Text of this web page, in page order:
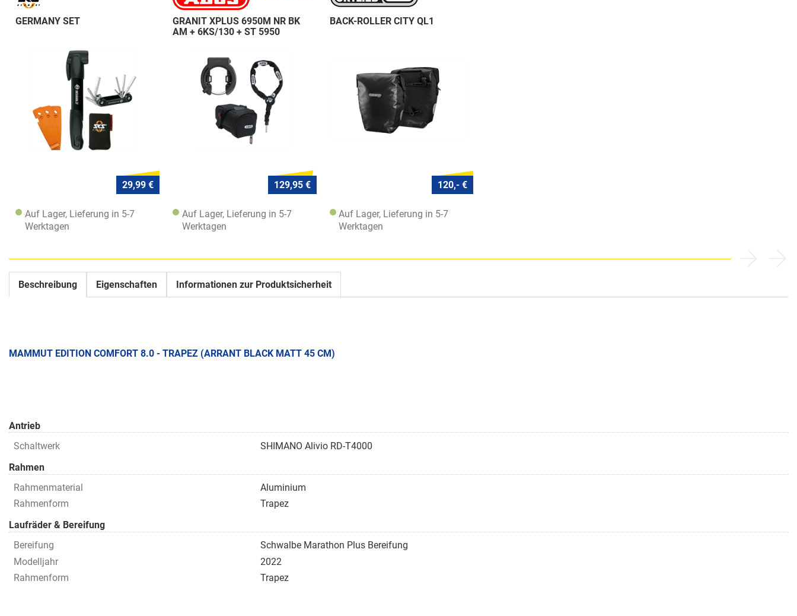
GERMANY SET
29,99 €
Auf Lager, Lieferung in 5-7
Werktagen
GRANIT XPLUS 6950M NR BK
AM + 6KS/130 + ST 5950
129,95 €
Auf Lager, Lieferung in 5-7
Werktagen
BACK-ROLLER CITY QL1
120,- €
Auf Lager, Lieferung in 5-7
Werktagen
Beschreibung Eigenschaften Informationen zur Produktsicherheit
MAMMUT EDITION COMFORT 8.0 - TRAPEZ (ARRANT BLACK MATT 45 CM)
Antrieb
Schaltwerk
SHIMANO Alivio RD-T4000
Rahmen
Rahmenmaterial
Aluminium
Rahmenform
Trapez
Laufräder & Bereifung
Bereifung
Schwalbe Marathon Plus Bereifung
Modelljahr
2022
Rahmenform
Trapez